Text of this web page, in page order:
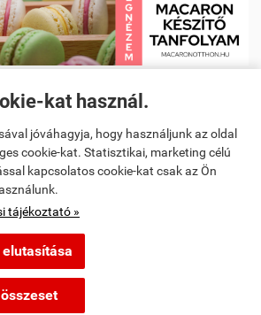
kat használ.
jóváhagyja, hogy használjunk az oldal
cookie-kat. Statisztikai, marketing célú
kapcsolatos cookie-kat csak az Ön
tájékoztató »
Étrendtervező app|Kezdőlap
megtekintése|Macaron tanfolyam|
- Online spanyol oktató alkalmazás
kiegészítők és kellékek
készítés